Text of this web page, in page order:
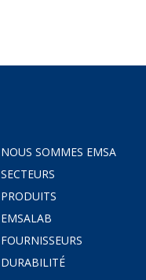
NOUS SOMMES EMSA
SECTEURS
PRODUITS
EMSALAB
FOURNISSEURS
DURABILITÉ